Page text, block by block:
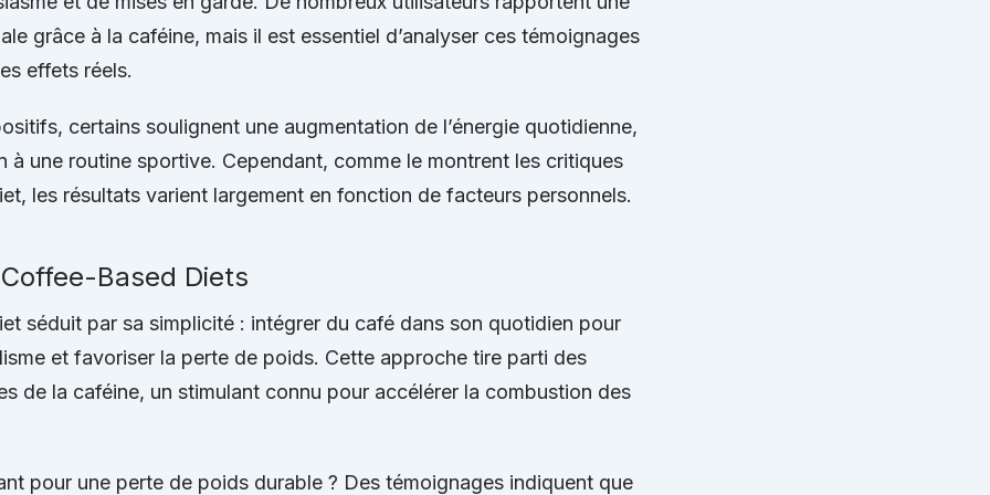
grâce à la caféine, mais il est essentiel d’analyser ces témoignages
effets réels.
certains soulignent une augmentation de l’énergie quotidienne,
à une routine sportive. Cependant, comme le montrent les critiques
les résultats varient largement en fonction de facteurs personnels.
Based Diets
séduit par sa simplicité : intégrer du café dans son quotidien pour
et favoriser la perte de poids. Cette approche tire parti des
de la caféine, un stimulant connu pour accélérer la combustion des
pour une perte de poids durable ? Des témoignages indiquent que